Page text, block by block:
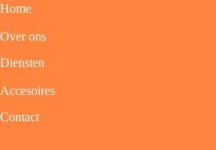
Home
Over ons
Diensten
Accesoires
Contact